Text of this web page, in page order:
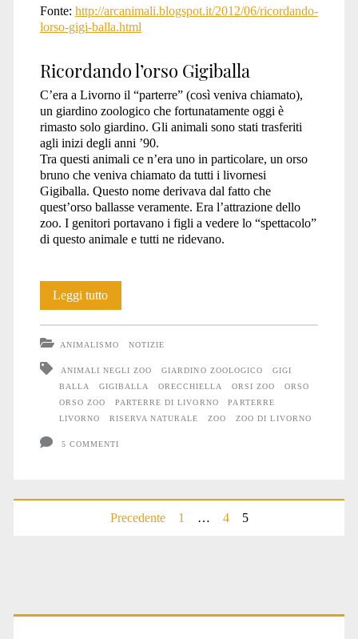
Fonte: http://arcanimali.blogspot.it/2012/06/ricordando-
lorso-gigi-balla.html
Ricordando l’orso Gigiballa
C’era a Livorno il “parterre” (così veniva chiamato),
un giardino zoologico che fortunatamente oggi è
rimasto solo giardino. Gli animali sono stati trasferiti
agli inizi degli anni ’90.
Tra questi animali ce n’era uno in particolare, un orso
bruno che veniva chiamato da tutti i livornesi
Gigiballa. Questo nome derivava dal fatto che
quest’orso ballasse veramente. Era l’attrazione dello
zoo. I genitori portavano i figli a vedere lo “spettacolo”
di questo animale e tutti ne ridevano.
Leggi tuttoRicordando
l’Orso
Gigiballa
ANIMALISMO NOTIZIE
ANIMALI NEGLI ZOO GIARDINO ZOOLOGICO
GIGI
BALLA
GIGIBALLA ORECCHIELLA ORSI ZOO
ORSO
ORSO ZOO
PARTERRE DI LIVORNO
PARTERRE
LIVORNO
RISERVA NATURALE ZOO ZOO DI LIVORNO
5 COMMENTI
Paginazione
Precedente 1 … 4 5
Primary